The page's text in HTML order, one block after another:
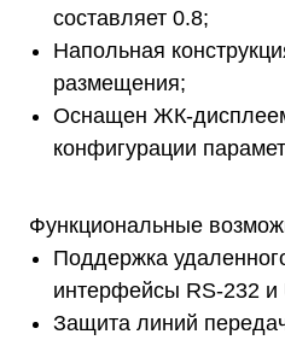
составляет 0.8;
Напольная
размещения;
Оснащен ЖК-
конфигурации
Функциональные
Поддержка
интерфейсы RS-232 и
Защита линий